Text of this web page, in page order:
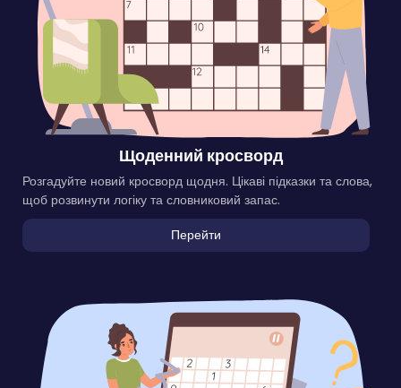
Щоденний кросворд
Розгадуйте новий кросворд щодня. Цікаві підказки та слова,
щоб розвинути логіку та словниковий запас.
Перейти